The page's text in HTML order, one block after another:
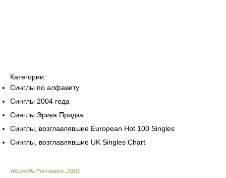
Категории:
Синглы по алфавиту
Синглы 2004 года
Синглы Эрика Придза
Синглы, возглавлявшие European Hot 100 Singles
Синглы, возглавлявшие UK Singles Chart
Wikimedia Foundation 2010